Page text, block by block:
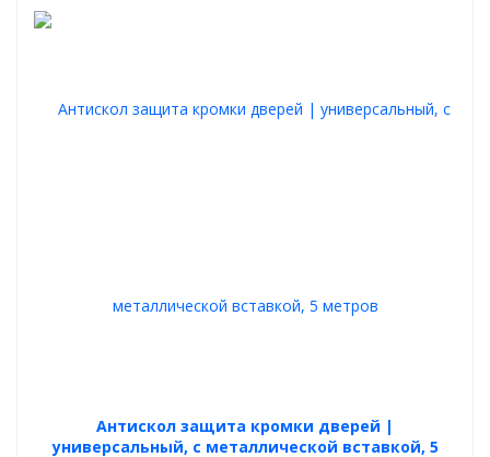
Антискол защита кромки дверей |
универсальный, с металлической вставкой, 5